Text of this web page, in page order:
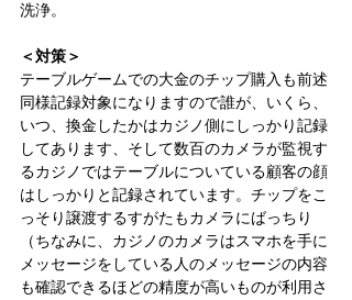
洗浄。
＜対策＞
テーブルゲームでの大金のチップ購入も前述
同様記録対象になりますので誰が、いくら、
いつ、換金したかはカジノ側にしっかり記録
してあります、そして数百のカメラが監視す
るカジノではテーブルについている顧客の顔
はしっかりと記録されています。チップをこ
っそり譲渡するすがたもカメラにばっちり
（ちなみに、カジノのカメラはスマホを手に
メッセージをしている人のメッセージの内容
も確認できるほどの精度が高いものが利用さ